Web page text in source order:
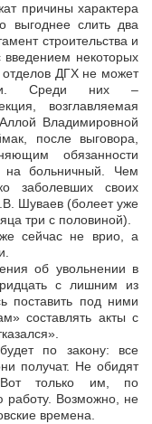
причины характера
выгоднее слить два
строительства и
введением некоторых
ДГХ не может
Среди них –
возглавляемая
Владимировной
после выговора,
обязанности
на больничный. Чем
заболевших своих
Шуваев (болеет уже
три с половиной).
сейчас не врио, а
об увольнении в
с лишним из
поставить под ними
составлять акты с
по закону: все
получат. Не обидят
только им, по
работу. Возможно, не
времена.